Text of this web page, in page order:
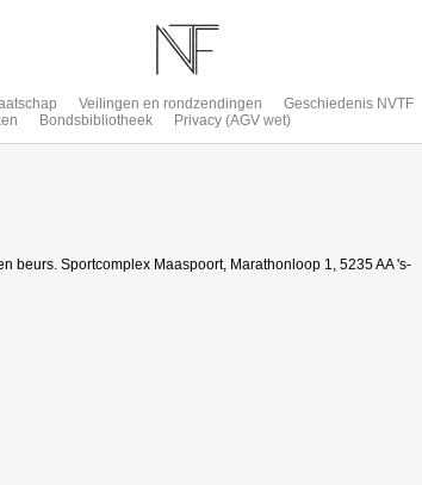
Veilingen en rondzendingen Geschiedenis NVTF
Bondsbibliotheek Privacy (AGV wet)
beurs. Sportcomplex Maaspoort, Marathonloop 1, 5235 AA 's-